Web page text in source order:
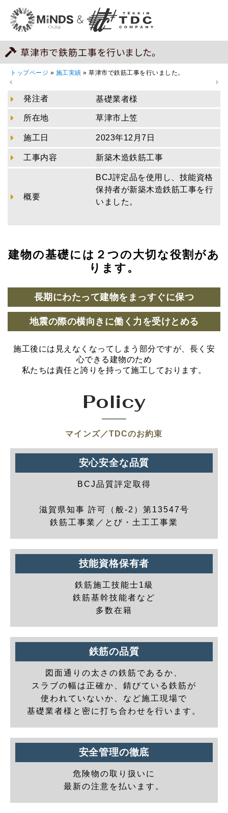
草津市で鉄筋工事を行いました。
トップページ » 施工実績 » 草津市で鉄筋工事を行いました。
発注者 基礎業者様
所在地 草津市上笠
施工日 2023年12月7日
工事内容 新築木造鉄筋工事
概要
BCJ評定品を使用し、技能資格
保持者が新築木造鉄筋工事を行
いました。
建物の基礎には２つの大切な役割があ
ります。
長期にわたって建物をまっすぐに保つ
地震の際の横向きに働く力を受けとめる
施工後には見えなくなってしまう部分ですが、長く安
心できる建物のため
私たちは責任と誇りを持って施工しております。
Policy
マインズ／TDCのお約束
安心安全な品質
BCJ品質評定取得
滋賀県知事 許可（般-2）第13547号
鉄筋工事業／とび・土工工事業
技能資格保有者
鉄筋施工技能士1級
鉄筋基幹技能者など
多数在籍
鉄筋の品質
図面通りの太さの鉄筋であるか、
スラブの幅は正確か、錆びている鉄筋が
使われていないか、など施工現場で
基礎業者様と密に打ち合わせを行います。
安全管理の徹底
危険物の取り扱いに
最新の注意を払います。